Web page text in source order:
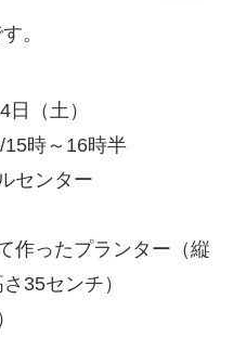
。
（土）
時～16時半
センター
作ったプランター（縦
35センチ）